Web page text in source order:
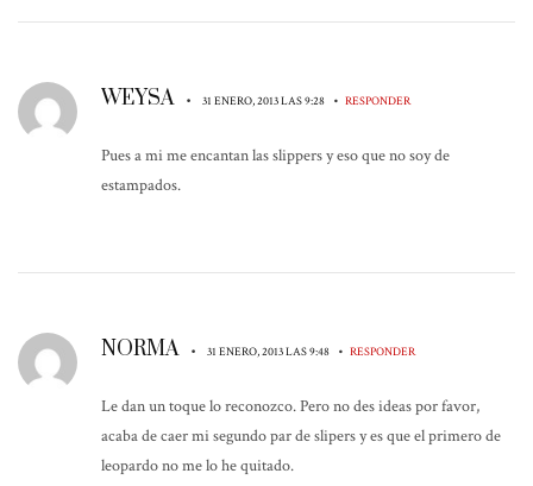
WEYSA • 31 ENERO, 2013 LAS 9:28 • RESPONDER
Pues a mi me encantan las slippers y eso que no soy de
estampados.
NORMA • 31 ENERO, 2013 LAS 9:48 • RESPONDER
Le dan un toque lo reconozco. Pero no des ideas por favor,
acaba de caer mi segundo par de slipers y es que el primero de
leopardo no me lo he quitado.